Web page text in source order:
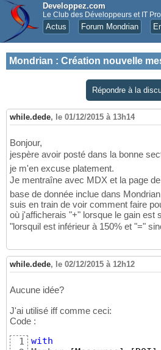
Developpez.com
Le Club des Développeurs et IT Pro
Actus Forum Mondrian
Mondrian : Création nouvelle
Répondre à la
while.dede, le 01/12/2015 à 13h14
Bonjour,
jespère avoir posté dans la bonne
je m'en excuse platement.
Je mentraîne avec MDX et la page
base de donnée inclue dans
suis en train de voir comment faire
où j'afficherais "+" lorsque le gain est
"lorsquil est inférieur à 150% et "="
while.dede, le 02/12/2015 à 12h12
Aucune idée?
J'ai utilisé iff comme ceci:
Code :
1
with